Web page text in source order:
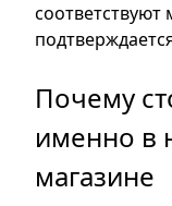
Почему
именно в
магазине